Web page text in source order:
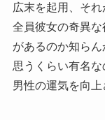
広末を起用、そ
全員彼女の奇異
があるのか知ら
思うくらい有名な
男性の運気を向上